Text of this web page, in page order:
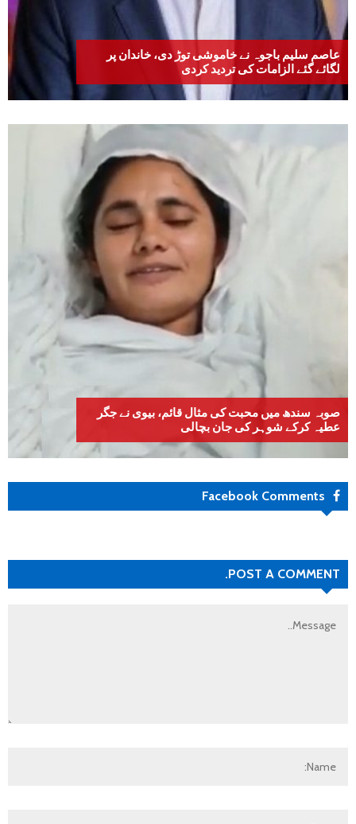
عاصم سلیم باجوہ نے خاموشی توڑ دی، خاندان پر
لگائے گئے الزامات کی تردید کردی
صوبہ سندھ میں محبت کی مثال قائم، بیوی نے جگر
عطیہ کرکے شوہر کی جان بچالی
Facebook Comments
POST A COMMENT.